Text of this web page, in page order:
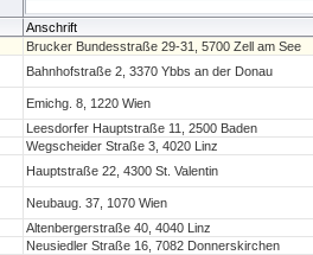
Anschrift
Brucker Bundesstraße 29-31, 5700 Zell am See
Bahnhofstraße 2, 3370 Ybbs an der Donau
Emichg. 8, 1220 Wien
Leesdorfer Hauptstraße 11, 2500 Baden
Wegscheider Straße 3, 4020 Linz
Hauptstraße 22, 4300 St. Valentin
Neubaug. 37, 1070 Wien
Altenbergerstraße 40, 4040 Linz
Neusiedler Straße 16, 7082 Donnerskirchen